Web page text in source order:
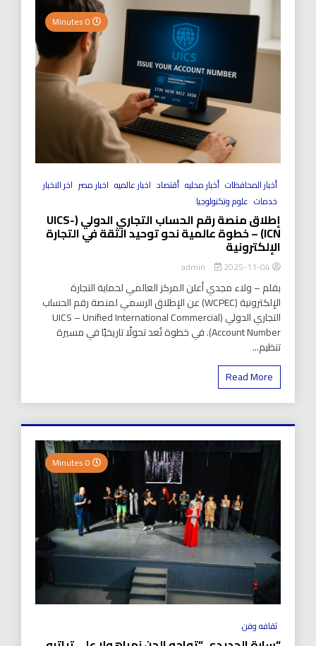
أخبار المحافظات أخبار محليه أقتصاد اخبار عالميه اخبار مصر اخر الاخبار
خدمات علوم وتكنولوجيا
إطلاق منصة رقم الحساب التجاري الدولي (UICS-
ICN) – خطوة عالمية نحو توحيد الثقة في التجارة
الإلكترونية
2025-11-04
بقلم – ولاء مجدي أعلن المركز العالمي لحماية التجارة
الإلكترونية (WCPEC) عن الإطلاق الرسمي لمنصة رقم الحساب
التجاري الدولي (UICS – Unified International Commercial
Account Number). في خطوة تُعد تحولًا تاريخيًا في مسيرة
تنظيم...
Read More
ثقافه وفن